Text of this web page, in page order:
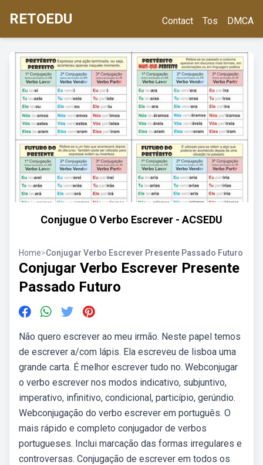
RETOEDU Contact Tos DMCA
Conjugue O Verbo Escrever - ACSEDU
Home>Conjugar Verbo Escrever Presente Passado Futuro
Conjugar Verbo Escrever Presente
Passado Futuro
Não quero escrever ao meu irmão. Neste papel temos
de escrever a/com lápis. Ela escreveu de lisboa uma
grande carta. É melhor escrever tudo no. Webconjugar
o verbo escrever nos modos indicativo, subjuntivo,
imperativo, infinitivo, condicional, particípio, gerúndio.
Webconjugação do verbo escrever em português. O
mais rápido e completo conjugador de verbos
portugueses. Inclui marcação das formas irregulares e
controversas. Conjugação de escrever em todos os